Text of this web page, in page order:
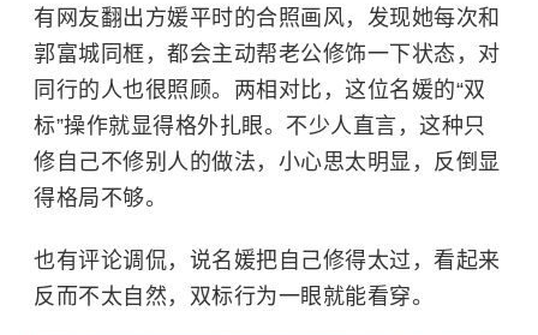
有网友翻出方媛平时的合照画风，发现她每次和
郭富城同框，都会主动帮老公修饰一下状态，对
同行的人也很照顾。两相对比，这位名媛的“双
标”操作就显得格外扎眼。不少人直言，这种只
修自己不修别人的做法，小心思太明显，反倒显
得格局不够。
也有评论调侃，说名媛把自己修得太过，看起来
反而不太自然，双标行为一眼就能看穿。